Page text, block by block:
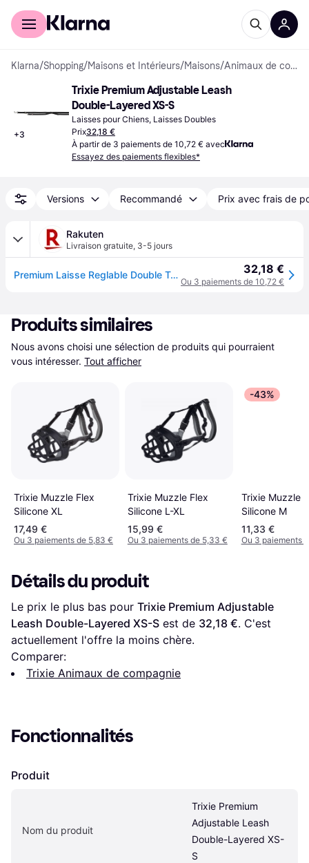
Acheter avec Klarna
Klarna/Shopping/Maisons et Intérieurs/Maisons/ Animaux de compagnie
+3
Trixie Premium Adjustable Leash
Double-Layered XS-S
Laisses pour Chiens, Laisses Doubles
Prix32,18 €
À partir de 3 paiements de 10,72 € avec
Essayez des paiements flexibles*
Versions Recommandé Prix avec frais de
Rakuten
Livraison gratuite, 3-5 jours
Premium Laisse Reglable Double Taille Xs S - 2.00mx15mm Ocean Trixie 32,18 €
Ou 3 paiements de 10,72 €
Produits similaires
Nous avons choisi une sélection de produits qui pourraient
vous intéresser. Tout afficher
Trixie Muzzle Flex
Silicone XL
17,49 €
Ou 3 paiements de 5,83 €
Trixie Muzzle Flex
Silicone L-XL
15,99 €
Ou 3 paiements de 5,33 €
-43%
Trixie Muzzle
Silicone M
11,33 €
Ou 3 paiements
Détails du produit
Le prix le plus bas pour Trixie Premium Adjustable
Leash Double-Layered XS-S est de 32,18 €. C'est
actuellement l'offre la moins chère.
Comparer:
Trixie Animaux de compagnie
Fonctionnalités
Produit
Nom du produit
Trixie Premium
Adjustable Leash
Double-Layered XS-
S